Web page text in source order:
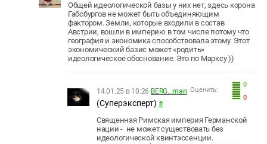
Общей идеологической базы у них нет, здесь корона
Габсбургов не может быть объединяющим
фактором. Земли, которые входили в состав
Австрии, вошли в империю в том числе потому что
география и экономика способствовала этому. Этот
экономический базис может «родить»
идеологическое обоснование. Это по Марксу ))
0
0
Оценить:
14.01.25 в 10:26 BERG...man
(Суперэксперт) #
Священная Римская империя Германской
нации - не может существовать без
идеологической квинтэссенции.